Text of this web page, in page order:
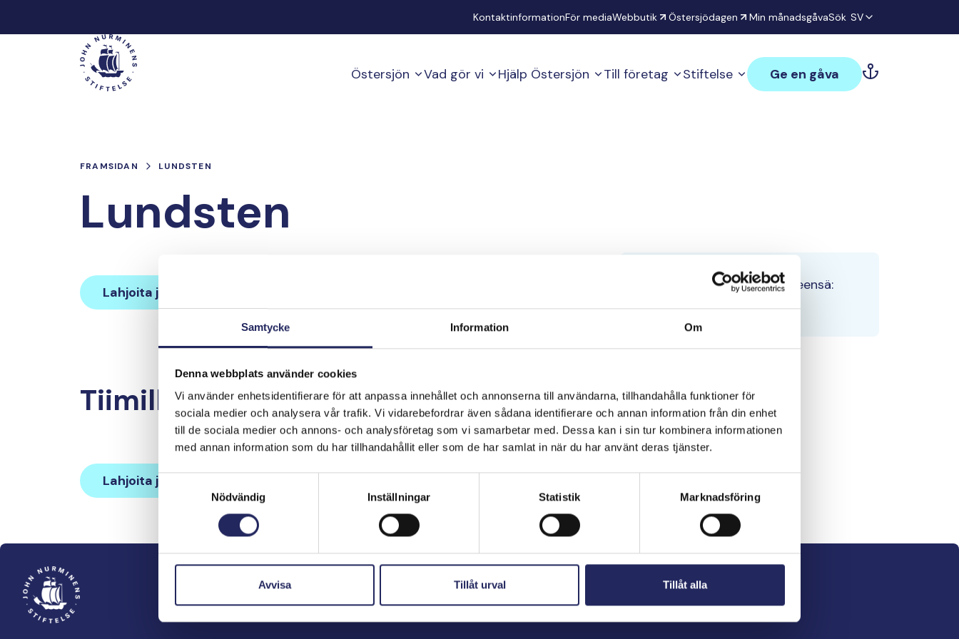
Samtycke Information Om
Denna webbplats använder cookies
Vi använder enhetsidentifierare för att anpassa innehållet och annonserna till användarna, tillhandahålla funktioner för
sociala medier och analysera vår trafik. Vi vidarebefordrar även sådana identifierare och annan information från din enhet
till de sociala medier och annons- och analysföretag som vi samarbetar med. Dessa kan i sin tur kombinera informationen
med annan information som du har tillhandahållit eller som de har samlat in när du har använt deras tjänster.
Samtyckesval
Nödvändig
Inställningar Statistik Marknadsföring
Avvisa Tillåt urval Tillåt alla
KontaktinformationFör mediaWebbutik Östersjödagen Min månadsgåvaSök SV
Main Östersjön Vad gör vi Hjälp Östersjön Till företag Stiftelse Ge en gåva
FRAMSIDAN LUNDSTEN
Lundsten
Lahjoita ja liity tähän tiimiin
Tiimin lahjoitukset yhteensä:
0 €
Tiimille tehdyt lahjoitukset
Lahjoita ja liity tähän tiimiin